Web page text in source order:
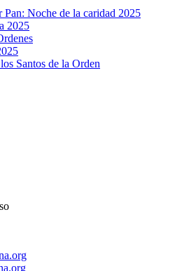
Pan: Noche de la caridad 2025
2025
Santos de la Orden